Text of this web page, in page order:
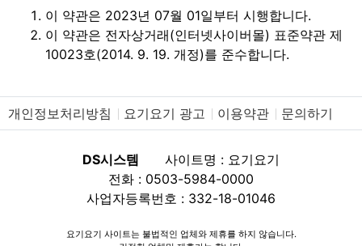
이 약관은 2023년 07월 01일부터 시행합니다.
이 약관은 전자상거래(인터넷사이버몰) 표준약관 제
10023호(2014. 9. 19. 개정)를 준수합니다.
개인정보처리방침 요기요기 광고 이용약관 문의하기
DS시스템
사이트명 : 요기요기
전화 : 0503-5984-0000
사업자등록번호 : 332-18-01046
요기요기 사이트는 불법적인 업체와 제휴를 하지 않습니다.